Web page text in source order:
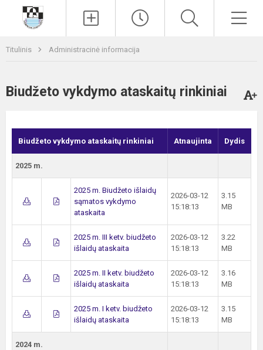
Titulinis Administracinė informacija
Biudžeto vykdymo ataskaitų rinkiniai
Biudžeto vykdymo ataskaitų rinkiniai Atnaujinta Dydis
2025 m.
2025 m. Biudžeto išlaidų
sąmatos vykdymo
ataskaita
2026-03-12
15:18:13
3.15
MB
2025 m. III ketv. biudžeto
išlaidų ataskaita
2026-03-12
15:18:13
3.22
MB
2025 m. II ketv. biudžeto
išlaidų ataskaita
2026-03-12
15:18:13
3.16
MB
2025 m. I ketv. biudžeto
išlaidų ataskaita
2026-03-12
15:18:13
3.15
MB
2024 m.